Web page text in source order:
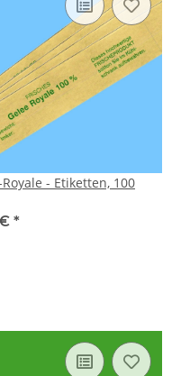
Royale - Etiketten, 100
*